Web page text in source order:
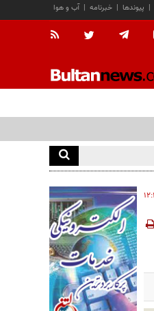
آب و هوا | خبرنامه | پیوندها |